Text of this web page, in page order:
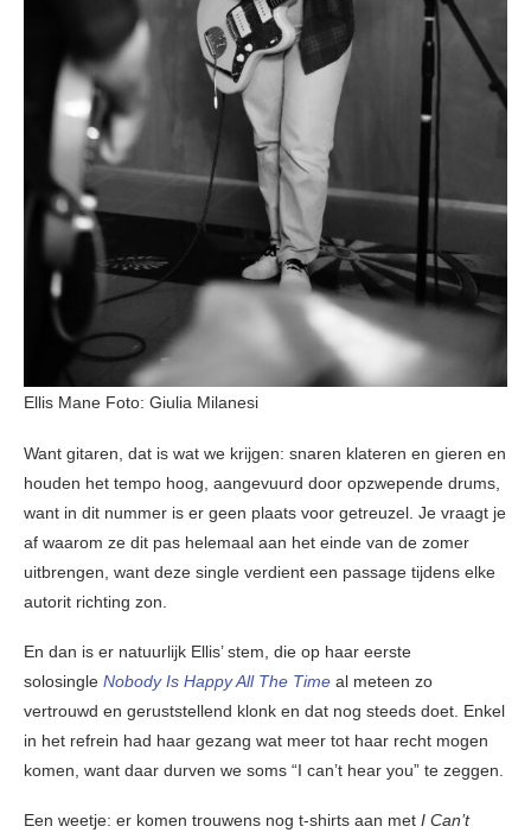
Ellis Mane Foto: Giulia Milanesi
Want gitaren, dat is wat we krijgen: snaren klateren en gieren en
houden het tempo hoog, aangevuurd door opzwepende drums,
want in dit nummer is er geen plaats voor getreuzel. Je vraagt je
af waarom ze dit pas helemaal aan het einde van de zomer
uitbrengen, want deze single verdient een passage tijdens elke
autorit richting zon.
En dan is er natuurlijk Ellis’ stem, die op haar eerste
solosingle Nobody Is Happy All The Time al meteen zo
vertrouwd en geruststellend klonk en dat nog steeds doet. Enkel
in het refrein had haar gezang wat meer tot haar recht mogen
komen, want daar durven we soms “I can’t hear you” te zeggen.
Een weetje: er komen trouwens nog t-shirts aan met I Can’t